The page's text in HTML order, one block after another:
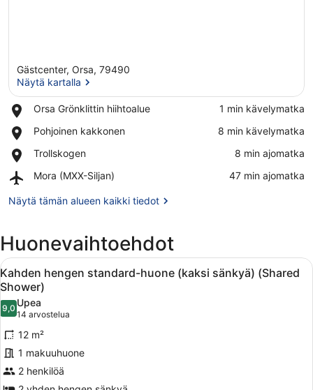
Gästcenter, Orsa, 79490
Näytä kartalla
Orsa Grönklittin hiihtoalue
Place,
Grönklittin
‪1 min kävelymatka‬
Pohjoinen kakkonen
Place,
kakkonen
‪8 min kävelymatka‬
Trollskogen
Place,
‪8 min ajomatka‬
Mora (MXX-Siljan)
Airport,
(MXX-
‪47 min ajomatka‬
Näytä tämän alueen kaikki tiedot
Huonevaihtoehdot
Avaa
kaikki
huonetyypin
Kahden
hengen
standard-
huone
(kaksi
Makuuhuoneessa on kaksi
5
Kahden hengen standard-huone (kaksi sänkyä) (Shared
Shower)
9,09,0 kautta 10
Upea
14 arvostelua
(14
arvostelua)
12 m²
1 makuuhuone
2 henkilöä